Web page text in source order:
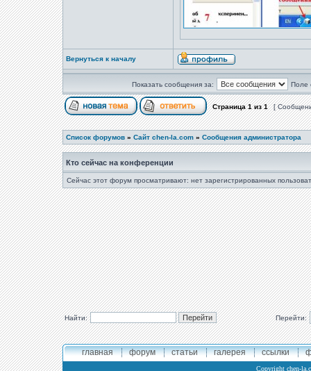
Вернуться к началу
Показать сообщения за: Поле
Страница1из1 [
Список форумов » Сайт chen-la.com » Сообщения администратора
Кто сейчас на конференции
Сейчас этот форум просматривают: нет зарегистрированных
Найти: Перейти:
главная форум статьи галерея ссылки
Copyright chen-